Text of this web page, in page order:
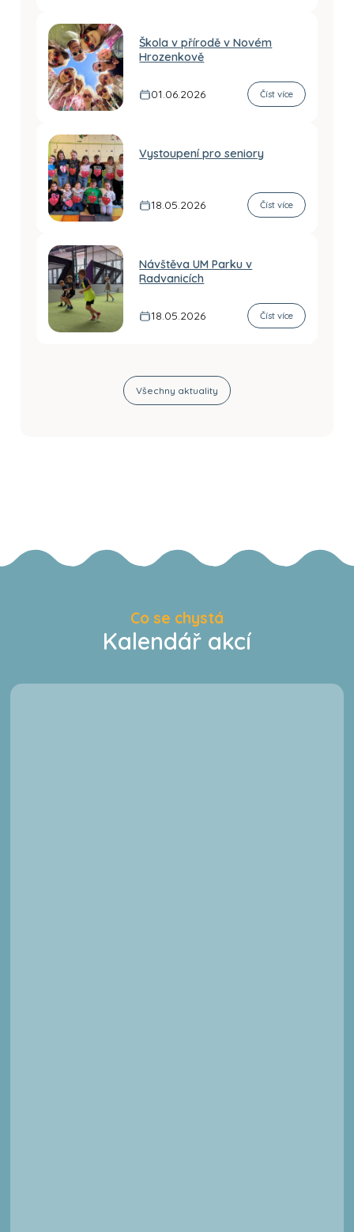
Škola v přírodě v Novém
Hrozenkově
01.06.2026 Číst více
Vystoupení pro seniory
18.05.2026 Číst více
Návštěva UM Parku v
Radvanicích
18.05.2026 Číst více
Všechny aktuality
Co se chystá
Kalendář akcí